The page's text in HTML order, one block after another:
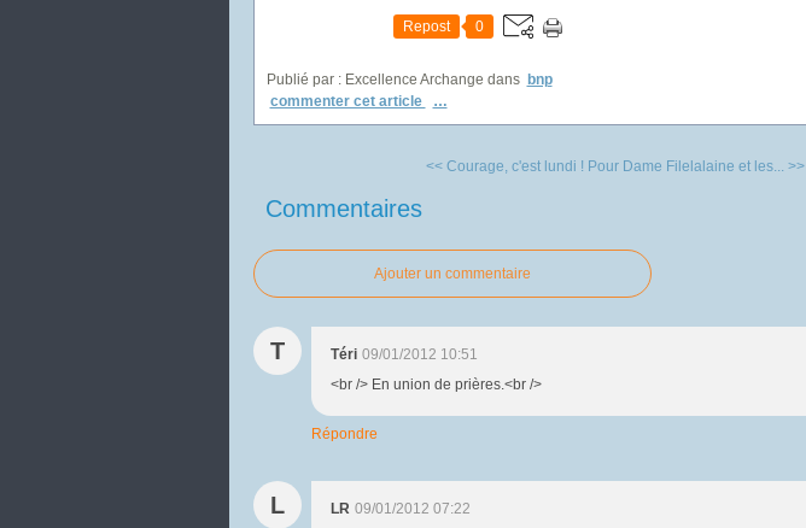
Repost 0
Publié par : Excellence Archange dans bnp
commenter cet article
…
<< Courage, c'est lundi ! Pour Dame Filelalaine et les... >>
Commentaires
Ajouter un commentaire
T Téri 09/01/2012 10:51
<br /> En union de prières.<br />
Répondre
L LR 09/01/2012 07:22